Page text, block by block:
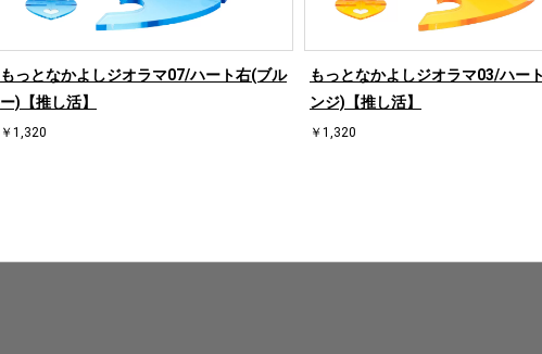
もっとなかよしジオラマ07/ハート右(ブル
ー)【推し活】
￥1,320
もっとなかよしジオラマ03/ハー
ンジ)【推し活】
￥1,320